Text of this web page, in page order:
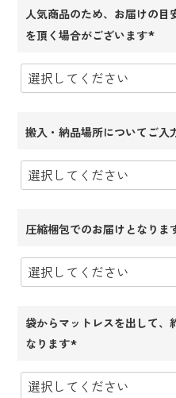
人気商品のため、お届けの目
を頂く場合がございます
搬入・納品場所についてご入
圧縮梱包でのお届けとなりま
袋からマットレスを出して、
なります
須)